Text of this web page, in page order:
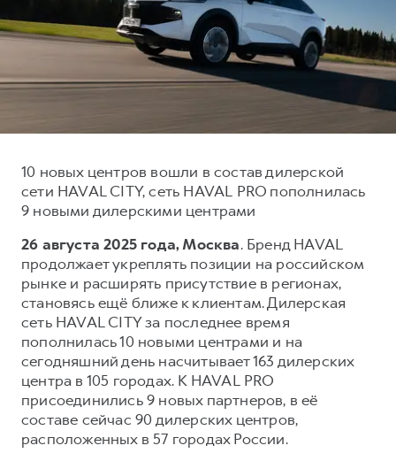
от 3 199 000 ₽
DARGO X
от 3 499 000 ₽
F7 F7X
от 3 449 000 ₽
Тест-драйв
Страхование
Кредит
КОРПОРАТИВНЫМ КЛИЕНТАМ
Для малого бизнеса
Корпоративным клиентам
Крупным корпоративным клиентам
Система управления автопарком
Сервис для корпоративных клиентов
HAVAL Лизинг
СЕРВИСНОЕ ОБСЛУЖИВАНИЕ
Программа «Помощь на дороге»
ПОДДЕРЖКА
Гарантия HAVAL
Мобильное приложение GWM
Программа «HAVAL Защита+»
Руководства по эксплуатации
Подписки
АКСЕССУАРЫ HAVAL
О дилере
Контакты
10 новых центров вошли в состав дилерской
сети HAVAL CITY, сеть HAVAL PRO пополнилась
9 новыми дилерскими центрами
26 августа 2025 года, Москва. Бренд HAVAL
продолжает укреплять позиции на российском
рынке и расширять присутствие в регионах,
становясь ещё ближе к клиентам. Дилерская
сеть HAVAL CITY за последнее время
пополнилась 10 новыми центрами и на
сегодняшний день насчитывает 163 дилерских
центра в 105 городах. К HAVAL PRO
присоединились 9 новых партнеров, в её
составе сейчас 90 дилерских центров,
расположенных в 57 городах России.